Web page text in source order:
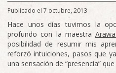
Publicado el 7 octubre, 2013
Hace unos días tuvimos la
profundo con la maestra
posibilidad de resumir mis
reforzó intuiciones, pasos que
una sensación de “presencia”